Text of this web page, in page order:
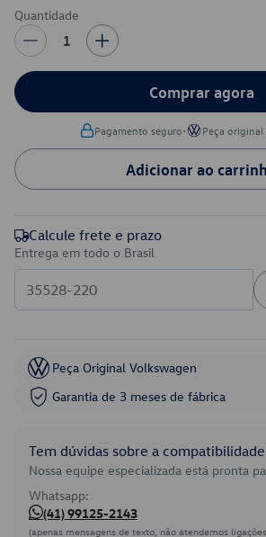
Quantidade
1
Comprar agora
Pagamento seguro• Peça
Adicionar ao
Calcule frete e prazo
Entrega em todo o Brasil
Peça Original Volkswagen
Garantia de 3 meses de fábrica
Tem dúvidas sobre a
Nossa equipe especializada está pronta
Whatsapp:
(41) 99125-2143
(apenas mensagens de texto, não atendemos